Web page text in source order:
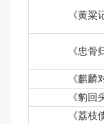
《黄粱
《忠骨
《麒麟
《豹回
《荔枝